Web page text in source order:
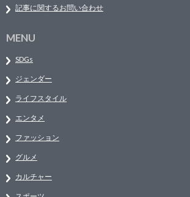
記事に関するお問い合わせ
MENU
SDGs
ジェンダー
ライフスタイル
エンタメ
ファッション
グルメ
カルチャー